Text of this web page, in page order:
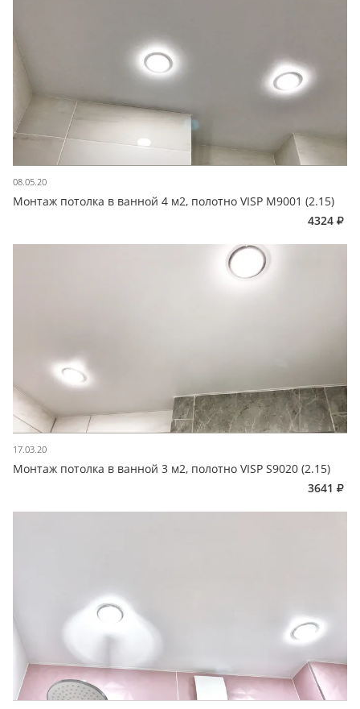
08.05.20
Монтаж потолка в ванной 4 м2, полотно VISP M9001 (2.15)
4324
17.03.20
Монтаж потолка в ванной 3 м2, полотно VISP S9020 (2.15)
3641